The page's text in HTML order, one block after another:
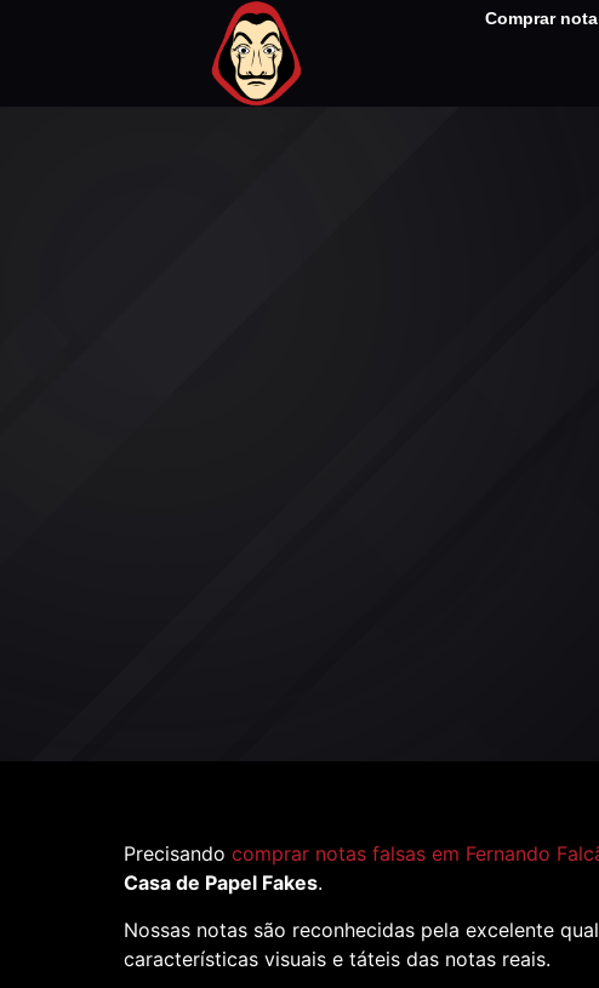
Comprar
Precisando comprar notas falsas em Fernando
Casa de Papel Fakes.
Nossas notas são reconhecidas pela excelente
características visuais e táteis das notas reais.